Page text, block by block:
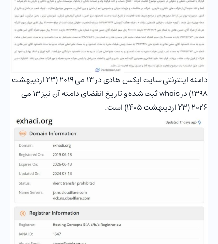
دامنه اینترنتی سایت ایکس هادی در 13 می 2019 (23 اردیبهشت
1398) در whois ثبت شده و تاریخ انقضای دامنه آن نیز 13 می
2026 (23 اردیبهشت 1405) است.